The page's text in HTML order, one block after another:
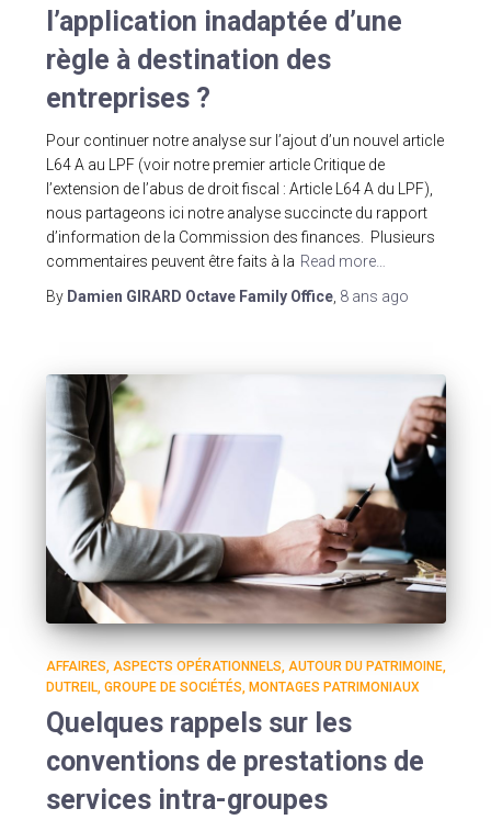
l’application inadaptée d’une
règle à destination des
entreprises ?
Pour continuer notre analyse sur l’ajout d’un nouvel article
L64 A au LPF (voir notre premier article Critique de
l’extension de l’abus de droit fiscal : Article L64 A du LPF),
nous partageons ici notre analyse succincte du rapport
d’information de la Commission des finances. Plusieurs
commentaires peuvent être faits à la Read more…
By Damien GIRARD Octave Family Office, 8 ans ago
AFFAIRES ASPECTS OPÉRATIONNELS AUTOUR DU PATRIMOINE
DUTREIL GROUPE DE SOCIÉTÉS MONTAGES PATRIMONIAUX
Quelques rappels sur les
conventions de prestations de
services intra-groupes